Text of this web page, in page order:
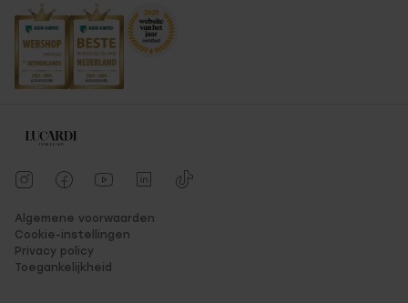
Algemene voorwaarden
Cookie-instellingen
Privacy policy
Toegankelijkheid